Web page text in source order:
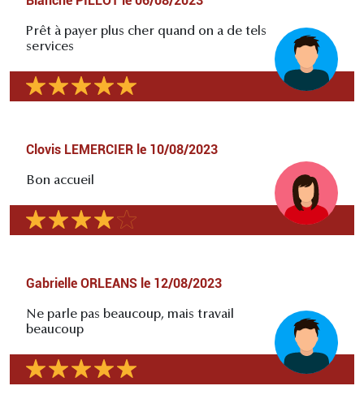
Prêt à payer plus cher quand on a de tels
services
Clovis LEMERCIER le 10/08/2023
Bon accueil
Gabrielle ORLEANS le 12/08/2023
Ne parle pas beaucoup, mais travail
beaucoup